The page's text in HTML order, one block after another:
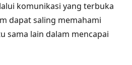
komunikasi yang terbuka
dapat saling memahami
sama lain dalam mencapai